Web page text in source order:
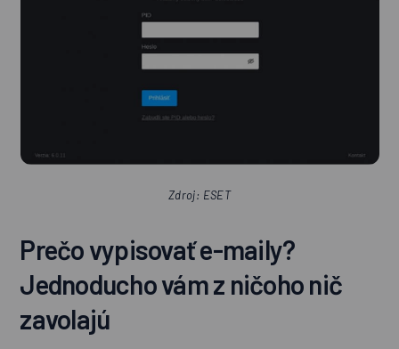
Zdroj: ESET
Prečo vypisovať e-maily?
Jednoducho vám z ničoho nič
zavolajú